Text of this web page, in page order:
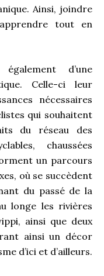
Ainsi, joindre
tout en
d’une
Celle-ci leur
nécessaires
qui souhaitent
du réseau des
chaussées
un parcours
où se succèdent
du passé de la
longe les rivières
ainsi que deux
ainsi un décor
d’ici et d’ailleurs.